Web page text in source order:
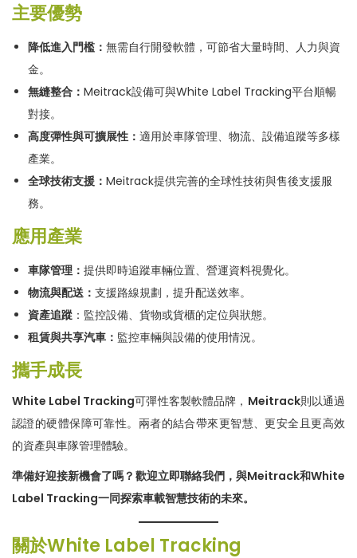
主要優勢
降低進入門檻 ： 無需自行開發軟體，可節省大量時間、人力與資
金。
無縫整合 ： Meitrack設備可與White Label Tracking平台順暢
對接。
高度彈性與可擴展性 ： 適用於車隊管理、物流、設備追蹤等多樣
產業。
全球技術支援 ： Meitrack提供完善的全球性技術與售後支援服
務。
應用產業
車隊管理 ： 提供即時追蹤車輛位置、營運資料視覺化。
物流與配送 ： 支援路線規劃，提升配送效率。
資產追蹤 ：監控設備、貨物或貨櫃的定位與狀態。
租賃與共享汽車： 監控車輛與設備的使用情況。
攜手成長
White Label Tracking可彈性客製軟體品牌， Meitrack則以通過
認證的硬體保障可靠性。兩者的結合帶來更智慧、更安全且更高效
的資產與車隊管理體驗。
準備好迎接新機會了嗎？歡迎立即聯絡我們，與Meitrack和White
Label Tracking一同探索車載智慧技術的未來。
關於White Label Tracking